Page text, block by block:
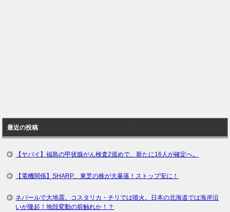
最近の投稿
【ヤバイ】福島の甲状腺がん検査2巡めで、新たに16人が確定へ。
【電機関係】SHARP、東芝の株が大暴落！ストップ安に！
ネパールで大地震。コスタリカ・チリでは噴火。日本の北海道では海岸沿
いが隆起！地殻変動の前触れか！？